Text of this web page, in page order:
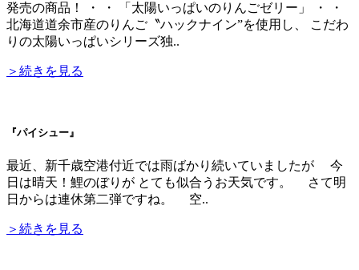
発売の商品！ ・ ・ 「太陽いっぱいのりんごゼリー」 ・ ・
北海道道余市産のりんご〝ハックナイン”を使用し、 こだわ
りの太陽いっぱいシリーズ独..
＞続きを見る
『パイシュー』
最近、新千歳空港付近では雨ばかり続いていましたが 今
日は晴天！鯉のぼりが とても似合うお天気です。 さて明
日からは連休第二弾ですね。 空..
＞続きを見る